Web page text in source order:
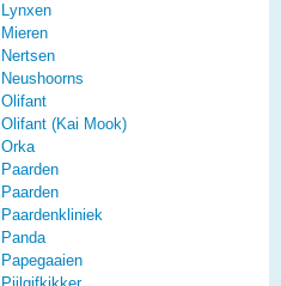
Lynxen
Mieren
Nertsen
Neushoorns
Olifant
Olifant (Kai Mook)
Orka
Paarden
Paarden
Paardenkliniek
Panda
Papegaaien